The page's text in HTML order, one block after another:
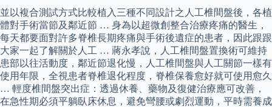
並以複合測試方式比較植入三種不同設計之人工椎間盤後，各植
體對手術當節及鄰近節 … 身為以超微創整合治療疼痛的醫生，
每天都要面對許多脊椎長期疼痛與手術後遺症的患者，因此跟跟
大家一起了解關於人工 … 蔣永孝說，人工椎間盤置換術可維持
患部以往活動度，鄰近節退化慢，人工椎間盤與人工關節一樣有
使用年限，全視患者脊椎退化程度，脊椎保養愈好就可使用愈久
… 輕度椎間盤突出症：透過休養、藥物及復健治療應可改善，
在急性期必須平躺臥床休息，避免彎腰或劇烈運動，平時需養成